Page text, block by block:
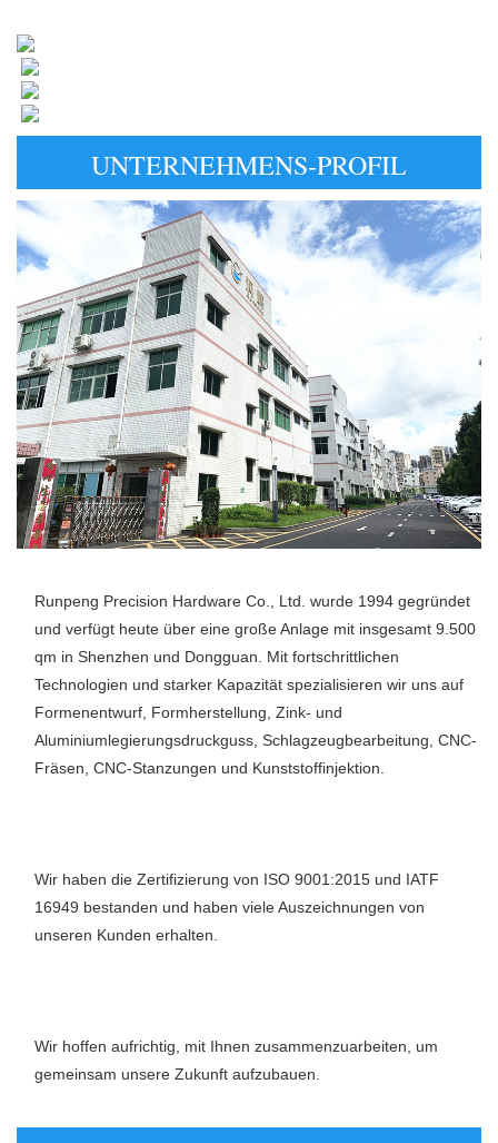
UNTERNEHMENS-PROFIL
Runpeng Precision Hardware Co., Ltd. wurde 1994 gegründet
und verfügt heute über eine große Anlage mit insgesamt 9.500
qm in Shenzhen und Dongguan. Mit fortschrittlichen
Technologien und starker Kapazität spezialisieren wir uns auf
Formenentwurf, Formherstellung, Zink- und
Aluminiumlegierungsdruckguss, Schlagzeugbearbeitung, CNC-
Fräsen, CNC-Stanzungen und Kunststoffinjektion.
Wir haben die Zertifizierung von ISO 9001:2015 und IATF
16949 bestanden und haben viele Auszeichnungen von
unseren Kunden erhalten.
Wir hoffen aufrichtig, mit Ihnen zusammenzuarbeiten, um
gemeinsam unsere Zukunft aufzubauen.